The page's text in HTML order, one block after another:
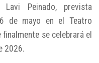
Peinado, prevista
de mayo en el Teatro
se celebrará el
2026.